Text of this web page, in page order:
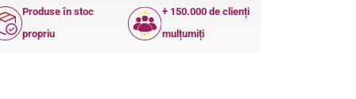
Produse în stoc
propriu
+ 150.000 de clienți
mulțumiți